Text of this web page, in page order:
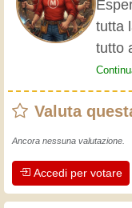
tutta
tutto
fatto
Valuta
Ancora nessuna valutazione.
Accedi per votare